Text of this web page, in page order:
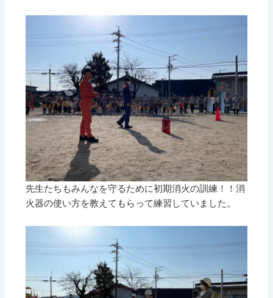
先生たちもみんなを守るために初期消火の訓練！！消
火器の使い方を教えてもらって練習していました。